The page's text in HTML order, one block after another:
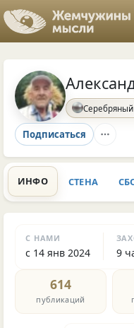
Подписаться
ИНФО СТЕНА
С НАМИ
с 14 янв 2024 9
614
публикаций